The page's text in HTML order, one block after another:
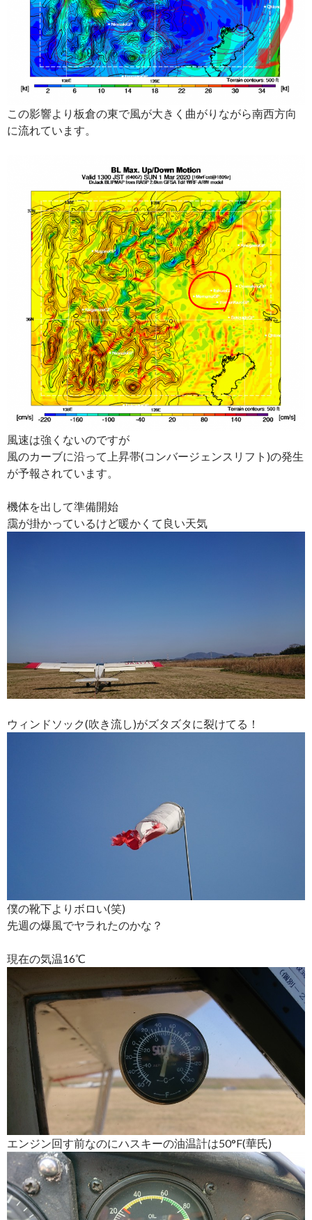
この影響より板倉の東で風が大きく曲がりながら南西方向
に流れています。
風速は強くないのですが
風のカーブに沿って上昇帯(コンバージェンスリフト)の発生
が予報されています。
機体を出して準備開始
靄が掛かっているけど暖かくて良い天気
ウィンドソック(吹き流し)がズタズタに裂けてる！
僕の靴下よりボロい(笑)
先週の爆風でヤラれたのかな？
現在の気温16℃
エンジン回す前なのにハスキーの油温計は50°F(華氏)